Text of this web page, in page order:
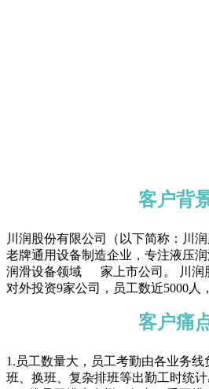
客户背
川润股份有限公司（以下简称：川润
老牌通用设备制造企业，专注液压
润滑设备领域 家上市公司。 川润
对外投资9家公司，员工数近5000人
客户痛
1.员工数量大，员工考勤由各业务
班、换班、复杂排班等出勤工时统计